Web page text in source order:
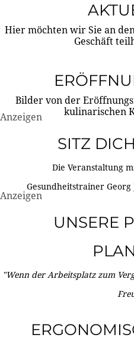
Hier möchten wir Sie an
Geschäft
Bilder von der
kulinarischen
Anzeigen
SITZ
Die Veranstaltung
Gesundheitstrainer
Anzeigen
UNSERE
"Wenn der Arbeitsplatz zum